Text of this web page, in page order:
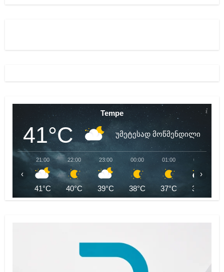
Tempe
41°C უმეტესად მოწმენდილი
21:00
41°C
22:00
40°C
23:00
39°C
00:00
38°C
01:00
37°C
02:00
37°C
‹ ›